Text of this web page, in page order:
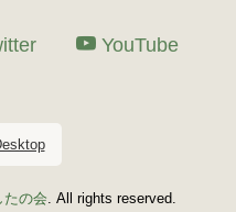
YouTube
たの会 . All rights reserved.